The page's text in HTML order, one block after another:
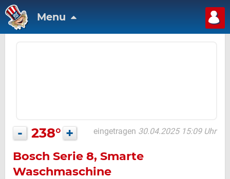
Menu
- 238° + eingetragen 30.04.2025 15:09 Uhr
Bosch Serie 8, Smarte
Waschmaschine